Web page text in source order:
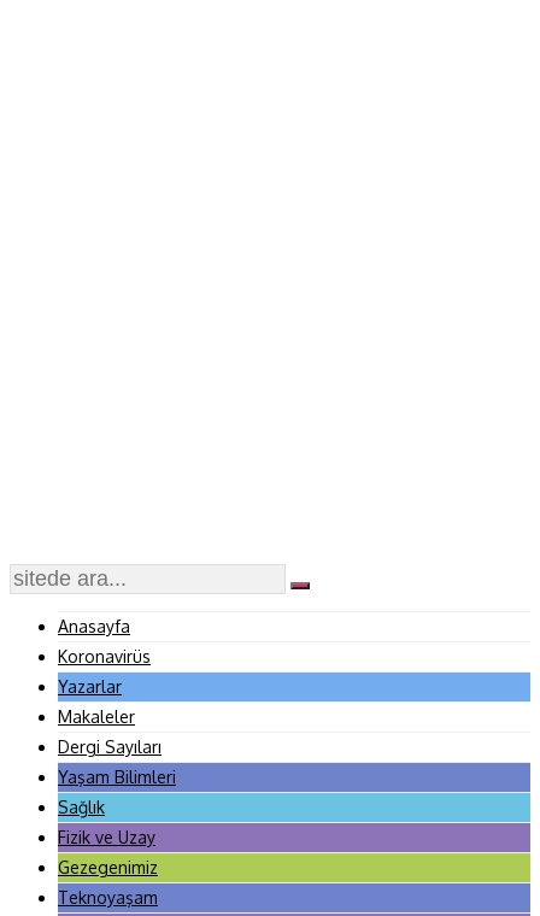
Anasayfa
Koronavirüs
Yazarlar
Makaleler
Dergi Sayıları
Yaşam Bilimleri
Sağlık
Fizik ve Uzay
Gezegenimiz
Teknoyaşam